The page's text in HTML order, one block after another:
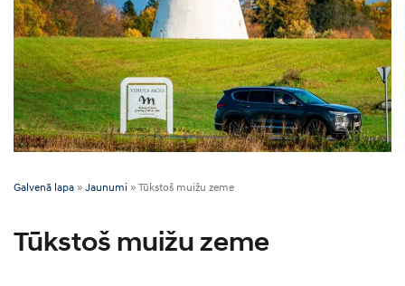
Galvenā lapa » Jaunumi » Tūkstoš muižu zeme
Tūkstoš muižu zeme